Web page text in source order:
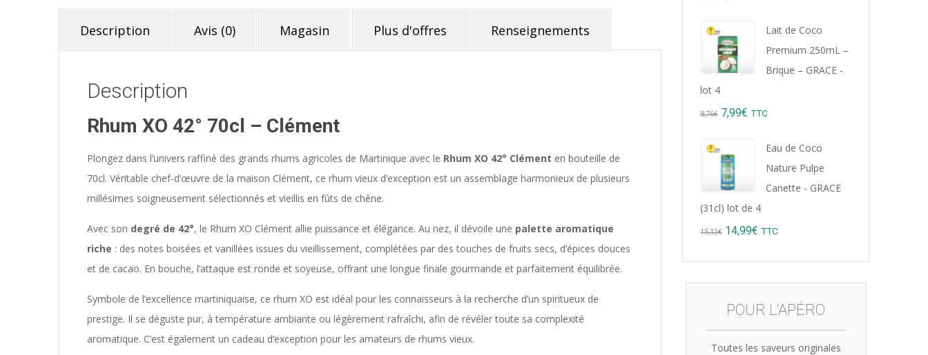
Description Avis (0) Magasin Plus d'offres Renseignements
Description
Rhum XO 42° 70cl – Clément
Plongez dans l’univers raffiné des grands rhums agricoles de Martinique avec le Rhum XO 42° Clément en bouteille de
70cl. Véritable chef-d’œuvre de la maison Clément, ce rhum vieux d’exception est un assemblage harmonieux de plusieurs
millésimes soigneusement sélectionnés et vieillis en fûts de chêne.
Avec son degré de 42°, le Rhum XO Clément allie puissance et élégance. Au nez, il dévoile une palette aromatique
riche : des notes boisées et vanillées issues du vieillissement, complétées par des touches de fruits secs, d’épices douces
et de cacao. En bouche, l’attaque est ronde et soyeuse, offrant une longue finale gourmande et parfaitement équilibrée.
Symbole de l’excellence martiniquaise, ce rhum XO est idéal pour les connaisseurs à la recherche d’un spiritueux de
prestige. Il se déguste pur, à température ambiante ou légèrement rafraîchi, afin de révéler toute sa complexité
aromatique. C’est également un cadeau d’exception pour les amateurs de rhums vieux.
was:
9,22€.
Lait de Coco
Premium 250mL –
Brique – GRACE -
lot 4
8,76€ Original
was:
8,76€.
7,99€ Current
TTC
Eau de Coco
Nature Pulpe
Canette - GRACE
(31cl) lot de 4
15,12€ Original
14,99€ Current
TTC
POUR L'APÉRO
Toutes les saveurs originales